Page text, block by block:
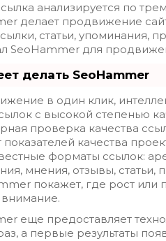
анализируется по
делает продвижение
статьи, упоминания,
SeoHammer для
делать SeoHammer
в один клик,
с высокой степенью
проверка качества
показателей качества
форматы ссылок:
мнения, отзывы, статьи,
покажет, где рост или
внимание.
еще предоставляет
а первые результаты